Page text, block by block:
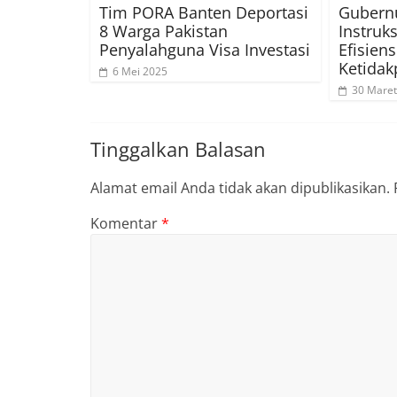
Tim PORA Banten Deportasi
8 Warga Pakistan
Penyalahguna Visa Investasi
6 Mei 2025
30
Tinggalkan Balasan
Alamat email Anda tidak akan dipublikasikan.
Komentar*